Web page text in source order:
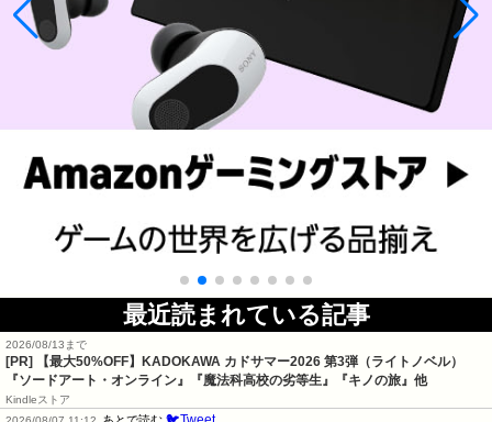
最近読まれている記事
2026/08/13まで
[PR]
【最大50%OFF】KADOKAWA カドサマー2026 第3弾（ライトノベル）
『ソードアート・オンライン』『魔法科高校の劣等生』『キノの旅』他
Kindleストア